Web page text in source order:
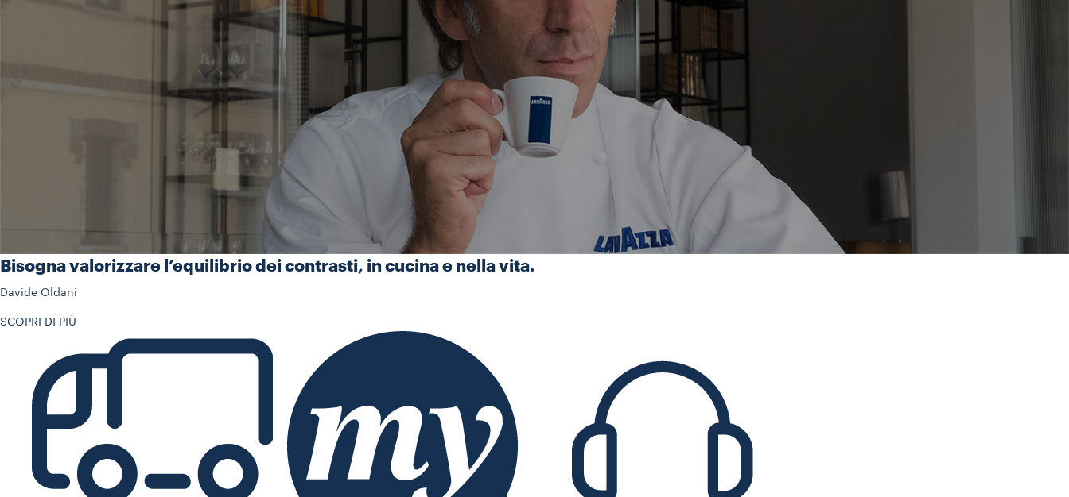
Bisogna valorizzare l’equilibrio dei contrasti, in cucina e nella vita.
Davide Oldani
SCOPRI DI PIÙ